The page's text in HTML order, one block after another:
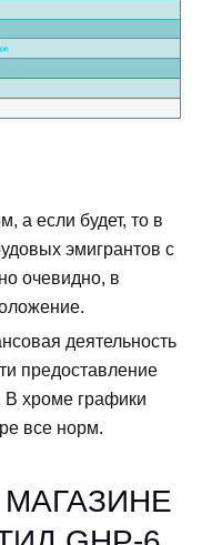
а если будет, то в
эмигрантов с
очевидно, в
деятельность
предоставление
В хроме графики
все норм.